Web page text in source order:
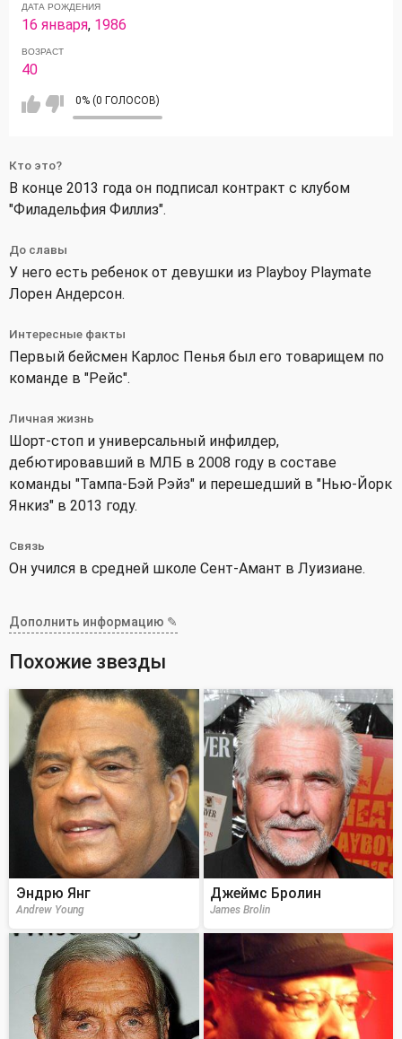
ДАТА РОЖДЕНИЯ
16 января, 1986
ВОЗРАСТ
40
0% (0 ГОЛОСОВ)
Кто это?
В конце 2013 года он подписал контракт с клубом
"Филадельфия Филлиз".
До славы
У него есть ребенок от девушки из Playboy Playmate
Лорен Андерсон.
Интересные факты
Первый бейсмен Карлос Пенья был его товарищем по
команде в "Рейс".
Личная жизнь
Шорт-стоп и универсальный инфилдер,
дебютировавший в МЛБ в 2008 году в составе
команды "Тампа-Бэй Рэйз" и перешедший в "Нью-Йорк
Янкиз" в 2013 году.
Связь
Он учился в средней школе Сент-Амант в Луизиане.
Дополнить информацию ✎
Похожие звезды
Эндрю Янг
Andrew Young
Джеймс Бролин
James Brolin